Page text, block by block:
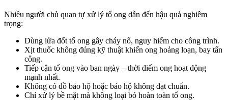
Nhiều người chủ quan tự xử lý tổ ong dẫn đến hậu quả nghiêm
trọng:
Dùng lửa đốt tổ ong gây cháy nổ, nguy hiểm cho công trình.
Xịt thuốc không đúng kỹ thuật khiến ong hoảng loạn, bay tấn
công.
Tiếp cận tổ ong vào ban ngày – thời điểm ong hoạt động
mạnh nhất.
Không có đồ bảo hộ hoặc bảo hộ không đạt chuẩn.
Chỉ xử lý bề mặt mà không loại bỏ hoàn toàn tổ ong.